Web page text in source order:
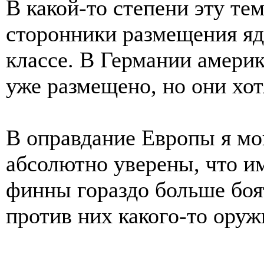
В какой-то степени эту
сторонники размещения
классе. В Германии
уже размещено, но они
В оправдание Европы я
абсолютно уверены, что
финны гораздо больше
против них какого-то